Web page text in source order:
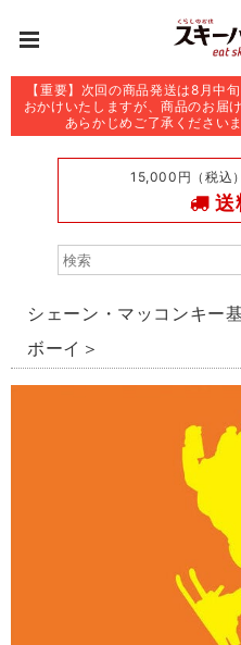
【重要】次回の商品発送は8月中
おかけいたしますが、商品のお届
あらかじめご了承ください
15,000円（税込
送
シェーン・マッコンキー
ボーイ＞